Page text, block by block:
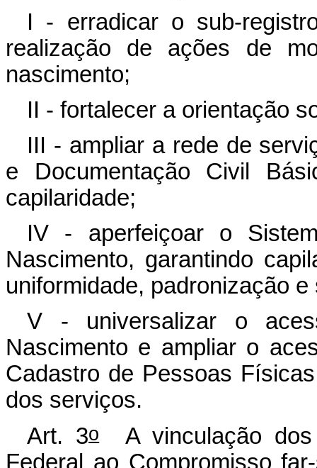
I - erradicar o sub-
realização de ações de
nascimento;
II - fortalecer a orientação
III - ampliar a rede de
e Documentação Civil
capilaridade;
IV - aperfeiçoar o
Nascimento, garantindo
uniformidade, padronização
V - universalizar o
Nascimento e ampliar o
Cadastro de Pessoas
dos serviços.
Art. 3oA vinculação dos
Federal ao Compromisso